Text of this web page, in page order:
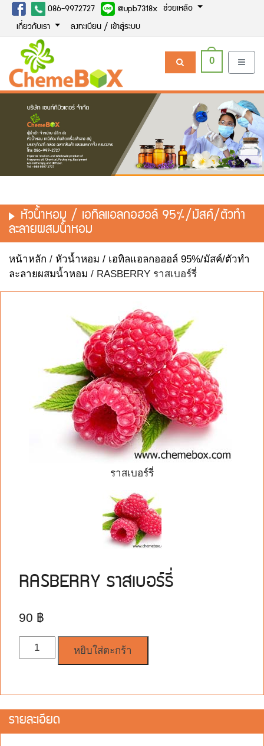
086-9972727 @upb7318x ช่วยเหลือ
เกี่ยวกับเรา ลงทะเบียน / เข้าสู่ระบบ
0
หัวน้ำหอม / เอทิลแอลกอฮอล์ 95%/มัสค์/ตัวทำ
ละลายผสมน้ำหอม
หน้าหลัก / หัวน้ำหอม / เอทิลแอลกอฮอล์ 95%/มัสค์/ตัวทำ
ละลายผสมน้ำหอม / RASBERRY ราสเบอร์รี่
ราสเบอร์รี่
RASBERRY ราสเบอร์รี่
90 ฿
จำนวน
หยิบใส่ตะกร้า
รายละเอียด